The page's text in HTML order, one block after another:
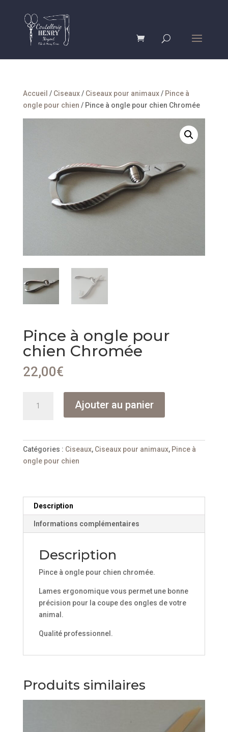
Accueil / Ciseaux/ Ciseaux pour animaux/ Pince à
ongle pour chien / Pince à ongle pour chien Chromée
Pince à ongle pour
chien Chromée
22,00€
ongle
pour
chien
Ajouter au panier
Catégories : Ciseaux, Ciseaux pour animaux, Pince à
ongle pour chien
Description
Informations complémentaires
Description
Pince à ongle pour chien chromée.
Lames ergonomique vous permet une bonne
précision pour la coupe des ongles de votre
animal.
Qualité professionnel.
Produits similaires